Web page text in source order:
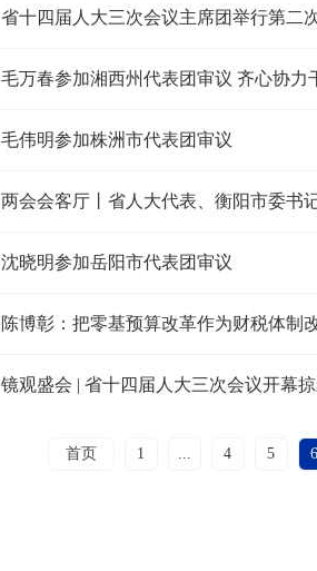
省十四届人大三次会议主席团举行第二
毛万春参加湘西州代表团审议 齐心协力
毛伟明参加株洲市代表团审议
两会会客厅丨省人大代表、衡阳市委书
沈晓明参加岳阳市代表团审议
陈博彰：把零基预算改革作为财税体制
镜观盛会 | 省十四届人大三次会议开幕
首页 1 ... 4 5 6